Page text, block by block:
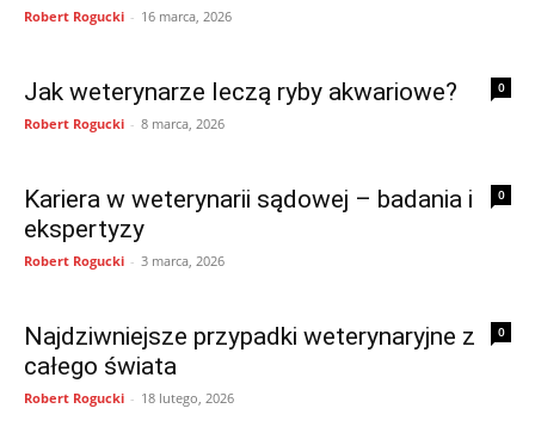
Robert Rogucki - 16 marca, 2026
0
Jak weterynarze leczą ryby akwariowe?
Robert Rogucki - 8 marca, 2026
0
Kariera w weterynarii sądowej – badania i
ekspertyzy
Robert Rogucki - 3 marca, 2026
0
Najdziwniejsze przypadki weterynaryjne z
całego świata
Robert Rogucki - 18 lutego, 2026